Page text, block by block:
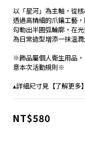
以「星河」為主軸，從
透過高精細的爪鑲工藝
勾勒出半圓弧輪廓，在
為日常造型增添一抹溫
※飾品屬個人衛生用品
意本次活動規則※
▴詳細尺寸見【了解更多】
NT$580